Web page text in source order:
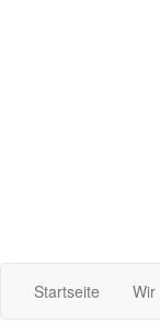
Startseite Wir